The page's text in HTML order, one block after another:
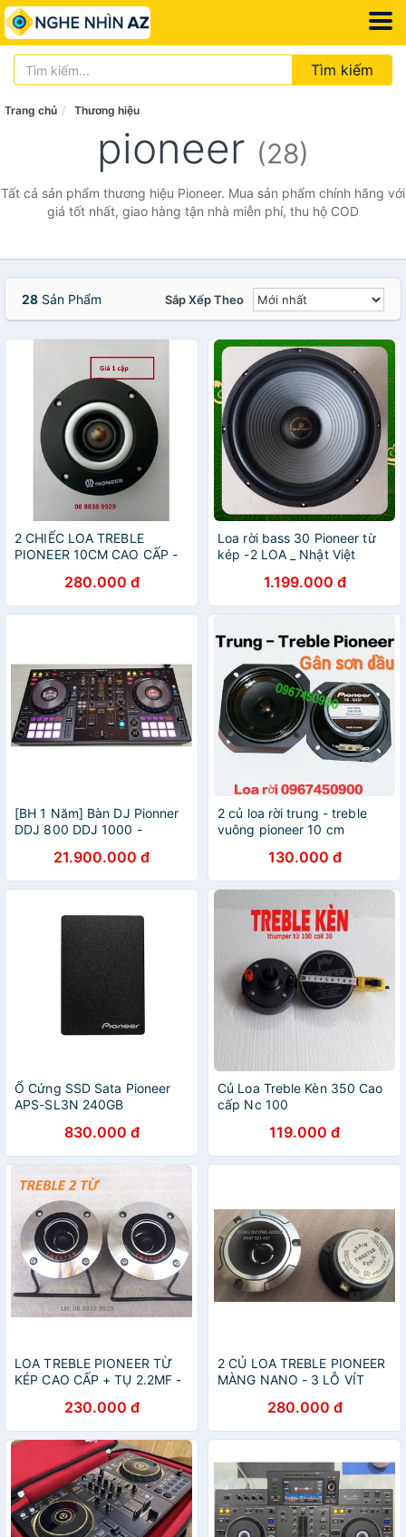
Tìm kiếm
Trang chủ Thương hiệu
pioneer (28)
Tất cả sản phẩm thương hiệu Pioneer. Mua sản phẩm chính hãng với
giá tốt nhất, giao hàng tận nhà miễn phí, thu hộ COD
28 Sản Phẩm Sắp Xếp Theo
2 CHIẾC LOA TREBLE
PIONEER 10CM CAO CẤP -
280.000 đ
Loa rời bass 30 Pioneer từ
kép -2 LOA _ Nhật Việt
1.199.000 đ
[BH 1 Năm] Bàn DJ Pionner
DDJ 800 DDJ 1000 -
Mới 100%21.900.000 đ
2 củ loa rời trung - treble
vuông pioneer 10 cm
130.000 đ
Ổ Cứng SSD Sata Pioneer
APS-SL3N 240GB
830.000 đ
Củ Loa Treble Kèn 350 Cao
cấp Nc 100
119.000 đ
LOA TREBLE PIONEER TỪ
KÉP CAO CẤP + TỤ 2.2MF -
230.000 đ
2 CỦ LOA TREBLE PIONEER
MÀNG NANO - 3 LỖ VÍT
280.000 đ